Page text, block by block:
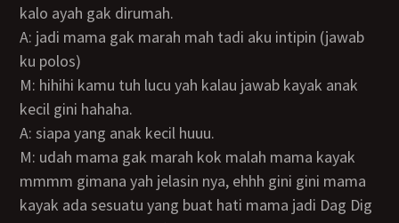
kalo ayah gak dirumah.
A: jadi mama gak marah mah tadi aku intipin (jawab
ku polos)
M: hihihi kamu tuh lucu yah kalau jawab kayak anak
kecil gini hahaha.
A: siapa yang anak kecil huuu.
M: udah mama gak marah kok malah mama kayak
mmmm gimana yah jelasin nya, ehhh gini gini mama
kayak ada sesuatu yang buat hati mama jadi Dag Dig